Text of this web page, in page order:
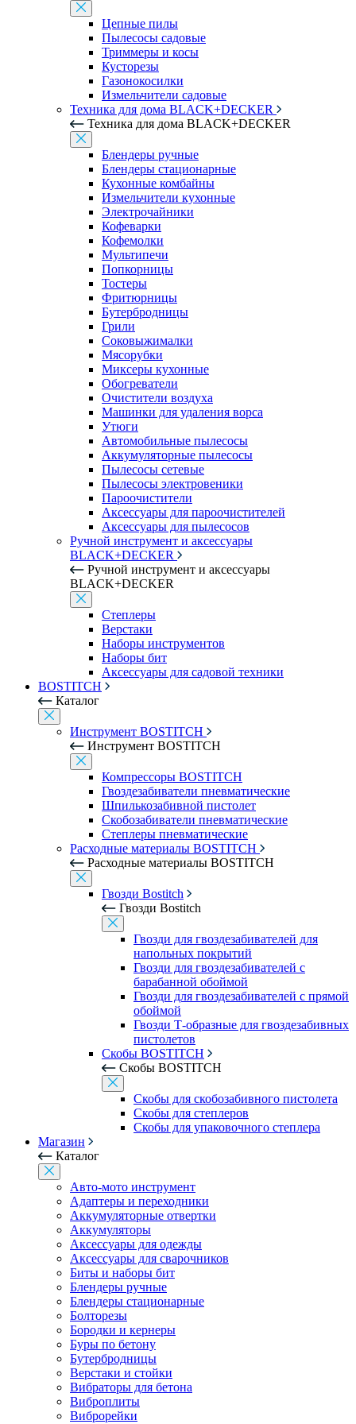
Цепные пилы
Пылесосы садовые
Триммеры и косы
Кусторезы
Газонокосилки
Измельчители садовые
Техника для дома BLACK+DECKER
Техника для дома BLACK+DECKER
Блендеры ручные
Блендеры стационарные
Кухонные комбайны
Измельчители кухонные
Электрочайники
Кофеварки
Кофемолки
Мультипечи
Попкорницы
Тостеры
Фритюрницы
Бутербродницы
Грили
Соковыжималки
Мясорубки
Миксеры кухонные
Обогреватели
Очистители воздуха
Машинки для удаления ворса
Утюги
Автомобильные пылесосы
Аккумуляторные пылесосы
Пылесосы сетевые
Пылесосы электровеники
Пароочистители
Аксессуары для пароочистителей
Аксессуары для пылесосов
Ручной инструмент и аксессуары
BLACK+DECKER
Ручной инструмент и аксессуары
BLACK+DECKER
Степлеры
Верстаки
Наборы инструментов
Наборы бит
Аксессуары для садовой техники
BOSTITCH
Каталог
Инструмент BOSTITCH
Инструмент BOSTITCH
Компрессоры BOSTITCH
Гвоздезабиватели пневматические
Шпилькозабивной пистолет
Скобозабиватели пневматические
Степлеры пневматические
Расходные материалы BOSTITCH
Расходные материалы BOSTITCH
Гвозди Bostitch
Гвозди Bostitch
Гвозди для гвоздезабивателей для
напольных покрытий
Гвозди для гвоздезабивателей с
барабанной обоймой
Гвозди для гвоздезабивателей с прямой
обоймой
Гвозди Т-образные для гвоздезабивных
пистолетов
Скобы BOSTITCH
Скобы BOSTITCH
Скобы для скобозабивного пистолета
Скобы для степлеров
Скобы для упаковочного степлера
Магазин
Каталог
Авто-мото инструмент
Адаптеры и переходники
Аккумуляторные отвертки
Аккумуляторы
Аксессуары для одежды
Аксессуары для сварочников
Биты и наборы бит
Блендеры ручные
Блендеры стационарные
Болторезы
Бородки и кернеры
Буры по бетону
Бутербродницы
Верстаки и стойки
Вибраторы для бетона
Виброплиты
Виброрейки